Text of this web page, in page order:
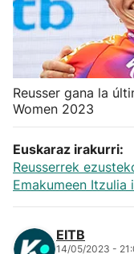
Kirolak 360
Atletismo
Carreras de
Más deportes
"Helmuga"
Reusser gana la
Women 2023
Euskaraz irakurri:
Reusserrek
Emakumeen
EITB
14/05/2023 -